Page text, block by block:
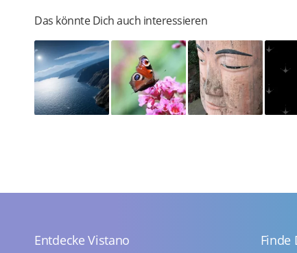
Das könnte Dich auch interessieren
Entdecke Vistano Finde